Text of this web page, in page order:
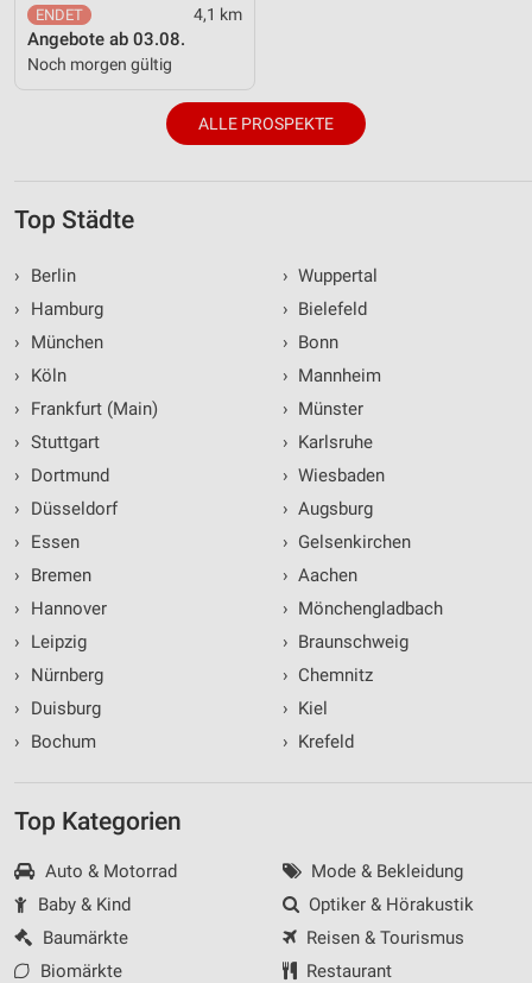
4,1 km
Angebote ab 03.08.
Noch morgen gültig
ALLE PROSPEKTE
Top Städte
›
Berlin
›
Hamburg
›
München
›
Köln
›
Frankfurt (Main)
› Stuttgart
›
Dortmund
›
Düsseldorf
›
Essen
›
Bremen
›
Hannover
›
Leipzig
›
Nürnberg
›
Duisburg
›
Bochum
› Wuppertal
› Bielefeld
› Bonn
› Mannheim
› Münster
› Karlsruhe
› Wiesbaden
› Augsburg
› Gelsenkirchen
› Aachen
› Mönchengladbach
› Braunschweig
› Chemnitz
› Kiel
› Krefeld
Top Kategorien
Auto & Motorrad
Baby & Kind
Baumärkte
Biomärkte
Mode & Bekleidung
Optiker & Hörakustik
Reisen & Tourismus
Restaurant